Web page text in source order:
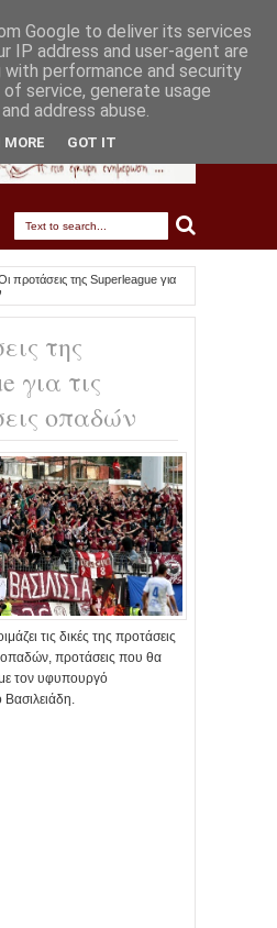
προτάσεις της Superleague για
της
για τις
οπαδών
τις δικές της προτάσεις
οπαδών, προτάσεις που θα
τον υφυπουργό
Google to deliver its services
IP address and user-agent are
with performance and security
service, generate usage
address abuse.
MORE GOT IT